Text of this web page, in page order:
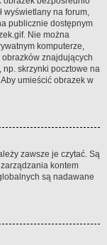
wyświetlany na forum,
publicznie dostępnym
Nie można
komputerze,
znajdujących
skrzynki pocztowe na
umieścić obrazek w
zawsze je czytać. Są
kontem
są nadawane